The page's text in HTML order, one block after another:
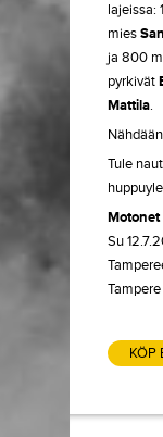
lajeissa:
mies
ja 800
pyrkivät
Mattila.
Tule
Motonet
Su
Tampere
KÖP